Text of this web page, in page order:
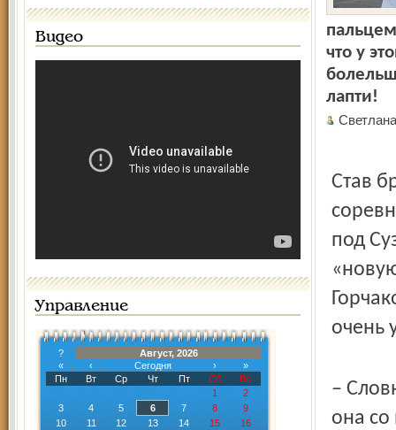
Видео
Управление
?
Август, 2026
«
‹ Сегодня ›
»
Пн
Вт Ср Чт Пт Сб
Вс
1
2
3
4 5 6 7 8
9
10
11 12 13 14 15
16
что у
лапти!
Став
под
очень
–
она